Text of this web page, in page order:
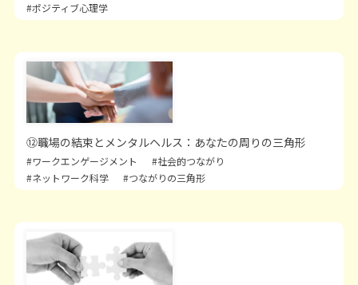
#ポジティブ心理学
⑫職場の結束とメンタルヘルス：あなたの周りの三角形
#ワークエンゲージメント
#社会的つながり
#ネットワーク科学
#つながりの三角形